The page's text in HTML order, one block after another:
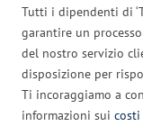
Tutti i dipendenti di
garantire un
del nostro servizio
disposizione per
Ti incoraggiamo a
informazioni sui costi